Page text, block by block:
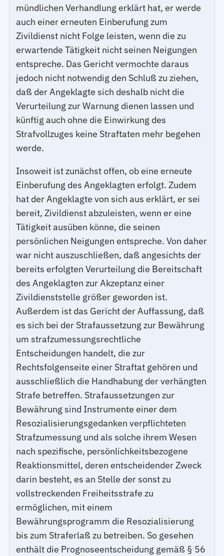
mündlichen Verhandlung erklärt hat, er werde
auch einer erneuten Einberufung zum
Zivildienst nicht Folge leisten, wenn die zu
erwartende Tätigkeit nicht seinen Neigungen
entspreche. Das Gericht vermochte daraus
jedoch nicht notwendig den Schluß zu ziehen,
daß der Angeklagte sich deshalb nicht die
Verurteilung zur Warnung dienen lassen und
künftig auch ohne die Einwirkung des
Strafvollzuges keine Straftaten mehr begehen
werde.
Insoweit ist zunächst offen, ob eine erneute
Einberufung des Angeklagten erfolgt. Zudem
hat der Angeklagte von sich aus erklärt, er sei
bereit, Zivildienst abzuleisten, wenn er eine
Tätigkeit ausüben könne, die seinen
persönlichen Neigungen entspreche. Von daher
war nicht auszuschließen, daß angesichts der
bereits erfolgten Verurteilung die Bereitschaft
des Angeklagten zur Akzeptanz einer
Zivildienststelle größer geworden ist.
Außerdem ist das Gericht der Auffassung, daß
es sich bei der Strafaussetzung zur Bewährung
um strafzumessungsrechtliche
Entscheidungen handelt, die zur
Rechtsfolgenseite einer Straftat gehören und
ausschließlich die Handhabung der verhängten
Strafe betreffen. Strafaussetzungen zur
Bewährung sind Instrumente einer dem
Resozialisierungsgedanken verpflichteten
Strafzumessung und als solche ihrem Wesen
nach spezifische, persönlichkeitsbezogene
Reaktionsmittel, deren entscheidender Zweck
darin besteht, es an Stelle der sonst zu
vollstreckenden Freiheitsstrafe zu
ermöglichen, mit einem
Bewährungsprogramm die Resozialisierung
bis zum Straferlaß zu betreiben. So gesehen
enthält die Prognoseentscheidung gemäß § 56